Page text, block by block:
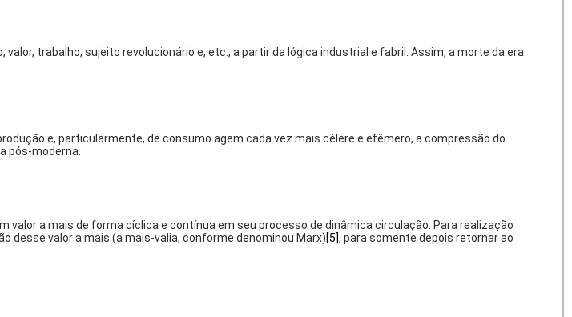
trabalho, sujeito revolucionário e, etc., a partir da lógica industrial e fabril. Assim, a morte da era
e, particularmente, de consumo agem cada vez mais célere e efêmero, a compressão do
pós-moderna.
valor a mais de forma cíclica e contínua em seu processo de dinâmica circulação. Para realização
desse valor a mais (a mais-valia, conforme denominou Marx)[5], para somente depois retornar ao